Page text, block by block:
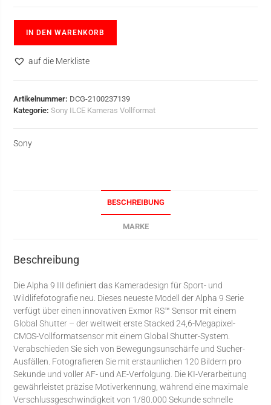
IN DEN WARENKORB
auf die Merkliste
Artikelnummer: DCG-2100237139
Kategorie:Sony ILCE Kameras Vollformat
Sony
BESCHREIBUNG
MARKE
Beschreibung
Die Alpha 9 III definiert das Kameradesign für Sport- und
Wildlifefotografie neu. Dieses neueste Modell der Alpha 9 Serie
verfügt über einen innovativen Exmor RS™ Sensor mit einem
Global Shutter – der weltweit erste Stacked 24,6-Megapixel-
CMOS-Vollformatsensor mit einem Global Shutter-System.
Verabschieden Sie sich von Bewegungsunschärfe und Sucher-
Ausfällen. Fotografieren Sie mit erstaunlichen 120 Bildern pro
Sekunde und voller AF- und AE-Verfolgung. Die KI-Verarbeitung
gewährleistet präzise Motiverkennung, während eine maximale
Verschlussgeschwindigkeit von 1/80.000 Sekunde schnelle